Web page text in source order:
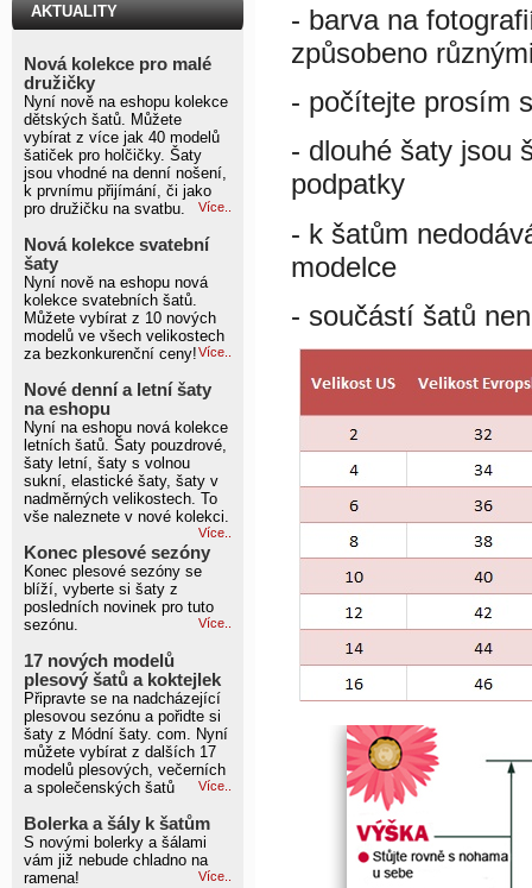
AKTUALITY
Nová kolekce pro malé
družičky
Nyní nově na eshopu kolekce
dětských šatů. Můžete
vybírat z více jak 40 modelů
šatiček pro holčičky. Šaty
jsou vhodné na denní nošení,
k prvnímu přijímání, či jako
pro družičku na svatbu.
Více..
Nová kolekce svatební
šaty
Nyní nově na eshopu nová
kolekce svatebních šatů.
Můžete vybírat z 10 nových
modelů ve všech velikostech
za bezkonkurenční ceny!Více..
Nové denní a letní šaty
na eshopu
Nyní na eshopu nová kolekce
letních šatů. Šaty pouzdrové,
šaty letní, šaty s volnou
sukní, elastické šaty, šaty v
nadměrných velikostech. To
vše naleznete v nové kolekci.
Více..
Konec plesové sezóny
Konec plesové sezóny se
blíží, vyberte si šaty z
posledních novinek pro tuto
sezónu.
Více..
17 nových modelů
plesový šatů a koktejlek
Připravte se na nadcházející
plesovou sezónu a pořidte si
šaty z Módní šaty. com. Nyní
můžete vybírat z dalších 17
modelů plesových, večerních
a společenských šatů
Více..
Bolerka a šály k šatům
S novými bolerky a šálami
vám již nebude chladno na
ramena!
Více..
- barva na
způsobeno
- počítejte prosím
- dlouhé šaty jsou
podpatky
- k šatům
modelce
- součástí šatů